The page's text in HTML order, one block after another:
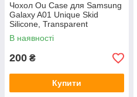
Чохол Ou Case для Samsung
Galaxy A01 Unique Skid
Silicone, Transparent
В наявності
200 ₴
Купити